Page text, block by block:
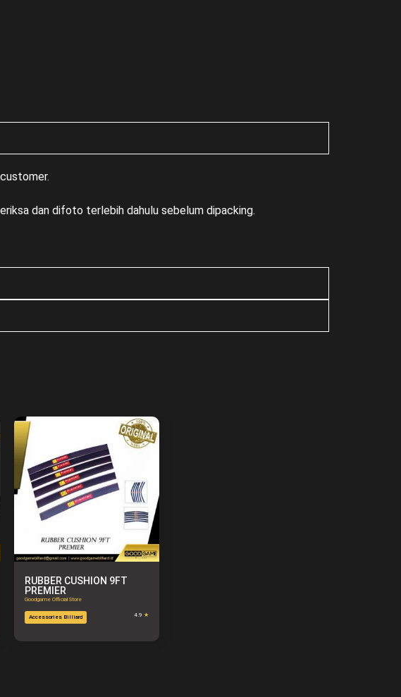
dan difoto terlebih dahulu sebelum dipacking.
RUBBER CUSHION 9FT
PREMIER
Goodgame Official Store
Accessories Billiard 4.9 ★